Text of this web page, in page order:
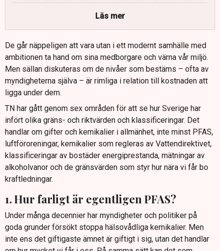
Sverige står inför enorma kostnader för att möta dessa
regler, särskilt inom energi och vatten.
Kritik riktas mot metoder som PEth-testet för
alkoholvanor, som fått hård kritik för sina konsekvenser.
Svenska myndigheter tenderar att sätta högre krav än
EU-standarder, vilket kan skapa ekonomiska utmaningar.
Läs mer
De går näppeligen att vara utan i ett modernt samhälle med
ambitionen ta hand om sina medborgare och värna vår miljö.
Men sällan diskuteras om de nivåer som bestäms – ofta av
myndigheterna själva – är rimliga i relation till kostnaden att
ligga under dem.
TN har gått genom sex områden för att se hur Sverige har
infört olika gräns- och riktvärden och klassificeringar. Det
handlar om gifter och kemikalier i allmänhet, inte minst PFAS,
luftföroreningar, kemikalier som regleras av Vattendirektivet,
klassificeringar av bostäder energiprestanda, mätningar av
alkoholvanor och de gränsvärden som styr hur nära vi får bo
kraftledningar.
1. Hur farligt är egentligen PFAS?
Under många decennier har myndigheter och politiker på
goda grunder försökt stoppa hälsovådliga kemikalier. Men
inte ens det giftigaste ämnet är giftigt i sig, utan det handlar